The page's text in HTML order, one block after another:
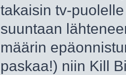
takaisin tv-
suuntaan
määrin
paskaa!) niin Kill